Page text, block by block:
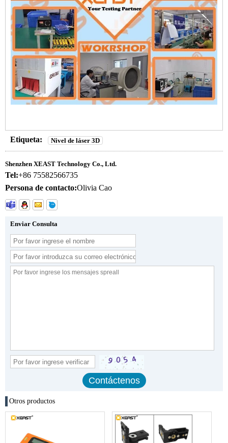
Etiqueta: Nivel de láser 3D
Shenzhen XEAST Technology Co., Ltd.
Tel:+86 75582566735
Persona de contacto:Olivia Cao
Enviar Consulta
Otros productos